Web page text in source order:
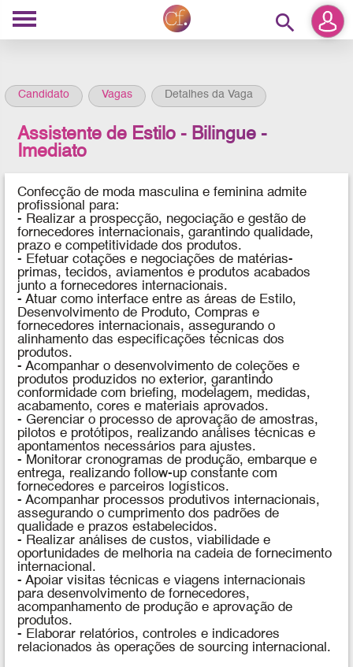
search
Candidato Vagas Detalhes da Vaga
Assistente de Estilo - Bilingue -
Imediato
Confecção de moda masculina e feminina admite
profissional para:
- Realizar a prospecção, negociação e gestão de
fornecedores internacionais, garantindo qualidade,
prazo e competitividade dos produtos.
- Efetuar cotações e negociações de matérias-
primas, tecidos, aviamentos e produtos acabados
junto a fornecedores internacionais.
- Atuar como interface entre as áreas de Estilo,
Desenvolvimento de Produto, Compras e
fornecedores internacionais, assegurando o
alinhamento das especificações técnicas dos
produtos.
- Acompanhar o desenvolvimento de coleções e
produtos produzidos no exterior, garantindo
conformidade com briefing, modelagem, medidas,
acabamento, cores e materiais aprovados.
- Gerenciar o processo de aprovação de amostras,
pilotos e protótipos, realizando análises técnicas e
apontamentos necessários para ajustes.
- Monitorar cronogramas de produção, embarque e
entrega, realizando follow-up constante com
fornecedores e parceiros logísticos.
- Acompanhar processos produtivos internacionais,
assegurando o cumprimento dos padrões de
qualidade e prazos estabelecidos.
- Realizar análises de custos, viabilidade e
oportunidades de melhoria na cadeia de fornecimento
internacional.
- Apoiar visitas técnicas e viagens internacionais
para desenvolvimento de fornecedores,
acompanhamento de produção e aprovação de
produtos.
- Elaborar relatórios, controles e indicadores
relacionados às operações de sourcing internacional.